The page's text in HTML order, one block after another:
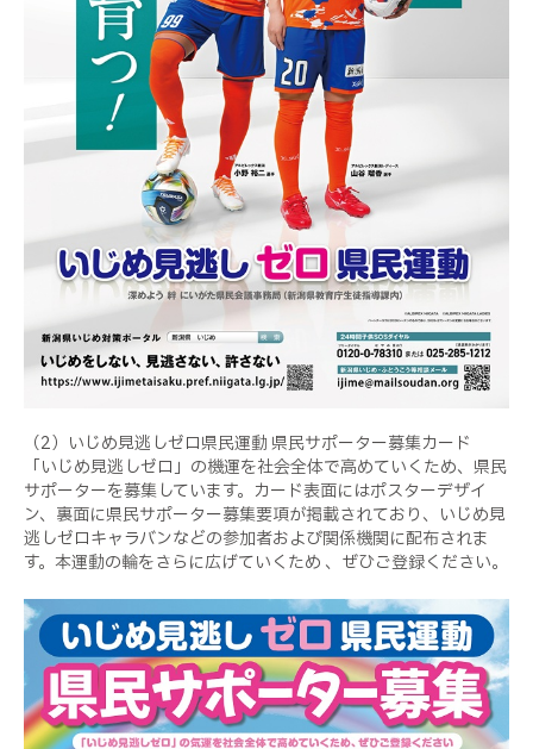
（2）いじめ見逃しゼロ県民運動 県民サポーター募集カード
「いじめ見逃しゼロ」の機運を社会全体で高めていくため、県民
サポーターを募集しています。カード表面にはポスターデザイ
ン、裏面に県民サポーター募集要項が掲載されており、いじめ見
逃しゼロキャラバンなどの参加者および関係機関に配布されま
す。本運動の輪をさらに広げていくため 、ぜひご登録ください。